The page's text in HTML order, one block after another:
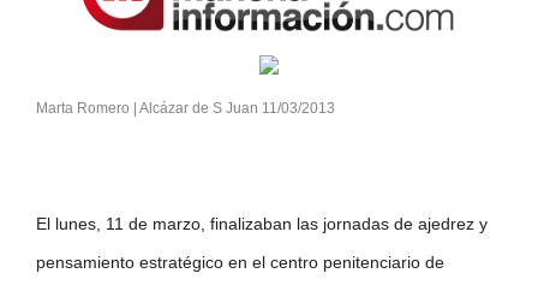
Marta Romero | Alcázar de S Juan 11/03/2013
El lunes, 11 de marzo, finalizaban las jornadas de ajedrez y
pensamiento estratégico en el centro penitenciario de